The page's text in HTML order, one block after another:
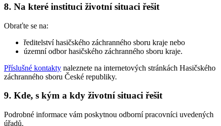
8. Na které instituci životní situaci řešit
Obraťte se na:
ředitelství hasičského záchranného sboru kraje nebo
územní odbor hasičského záchranného sboru kraje.
Příslušné kontakty naleznete na internetových stránkách Hasičského
záchranného sboru České republiky.
9. Kde, s kým a kdy životní situaci řešit
Podrobné informace vám poskytnou odborní pracovníci uvedených
úřadů.